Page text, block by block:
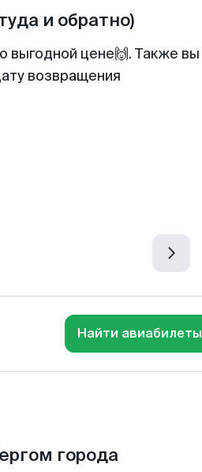
и обратно)
выгодной цене🙌. Также вы
возвращения
Найти авиабилеты
города